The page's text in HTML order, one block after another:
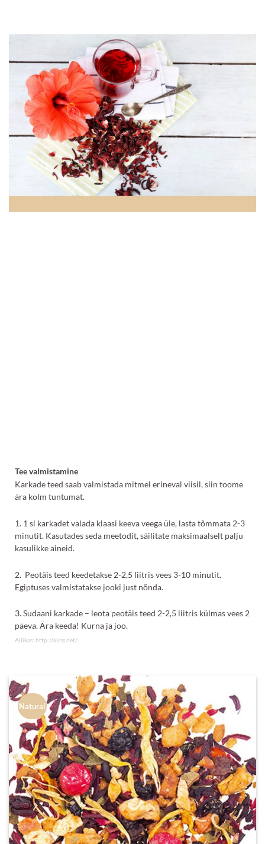
Tee valmistamine
Karkade teed saab valmistada mitmel erineval viisil, siin toome
ära kolm tuntumat.
1. 1 sl karkadet valada klaasi keeva veega üle, lasta tõmmata 2-3
minutit. Kasutades seda meetodit, säilitate maksimaalselt palju
kasulikke aineid.
2. Peotäis teed keedetakse 2-2,5 liitris vees 3-10 minutit.
Egiptuses valmistatakse jooki just nõnda.
3. Sudaani karkade – leota peotäis teed 2-2,5 liitris külmas vees 2
päeva. Ära keeda! Kurna ja joo.
Allikas: http://kirss.net/
Natural